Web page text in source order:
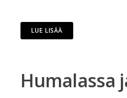
LUE LISÄÄ
Humalassa